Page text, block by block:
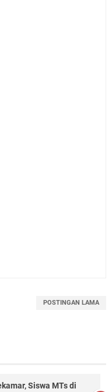
POSTINGAN LAMA
Siswa MTs di